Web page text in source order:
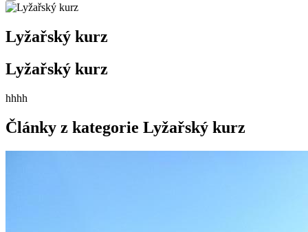
Lyžařský kurz
Lyžařský kurz
hhhh
Články z kategorie Lyžařský kurz